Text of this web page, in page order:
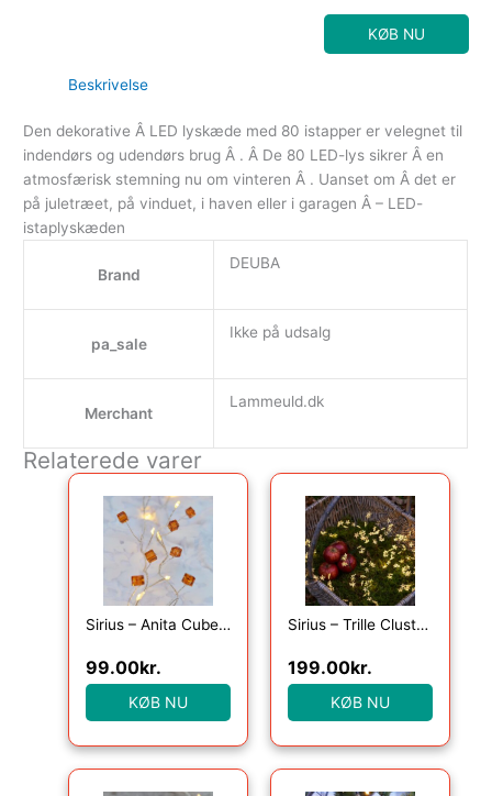
KØB NU
Beskrivelse
Den dekorative Â LED lyskæde med 80 istapper er velegnet til
indendørs og udendørs brug Â . Â De 80 LED-lys sikrer Â en
atmosfærisk stemning nu om vinteren Â . Uanset om Â det er
på juletræet, på vinduet, i haven eller i garagen Â – LED-
istaplyskæden
Brand
DEUBA
pa_sale
Ikke på udsalg
Merchant
Lammeuld.dk
Relaterede varer
Sirius – Anita Cube, 20LED, Amber, 1,05+25cm
99.00kr.
KØB NU
Sirius – Trille Cluster 160 lys, Klar/Grøn
199.00kr.
KØB NU